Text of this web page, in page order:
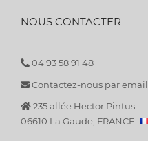
NOUS CONTACTER
04 93 58 91 48
Contactez-nous par email
235 allée Hector Pintus
06610 La Gaude, FRANCE